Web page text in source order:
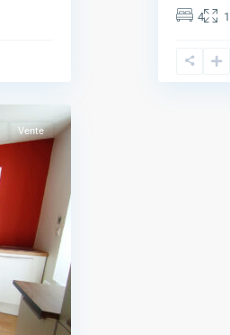
4
Vente